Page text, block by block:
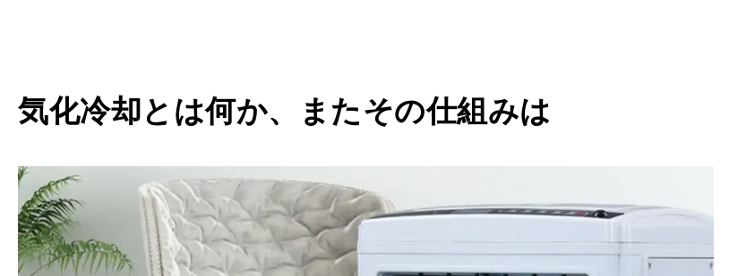
気化冷却とは何か、またその仕組みは